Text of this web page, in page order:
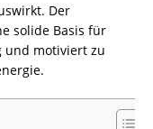
Der
solide Basis für
und motiviert zu